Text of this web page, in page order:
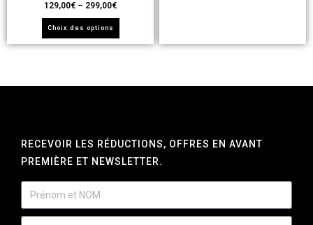
129,00€ – 299,00€
Choix des options
RECEVOIR LES RÉDUCTIONS, OFFRES EN AVANT
PREMIÈRE ET NEWSLETTER.